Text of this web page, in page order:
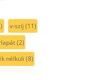
v-szíj (11)
(2)
nélküli (8)